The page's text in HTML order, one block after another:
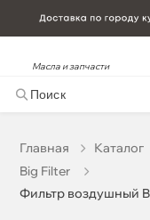
Масла и запчасти
Главная Катало
Big Filter
Фильтр воздушный
Бесплатная